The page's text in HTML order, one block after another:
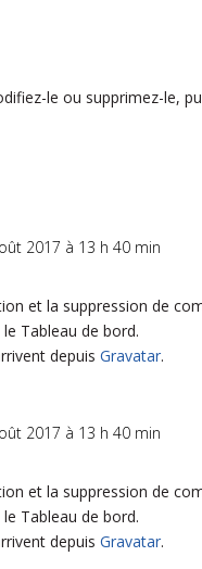
le ou supprimez-le,
2017 à 13 h 40 min
et la suppression de
Tableau de bord.
depuisGravatar.
2017 à 13 h 40 min
et la suppression de
Tableau de bord.
depuisGravatar.